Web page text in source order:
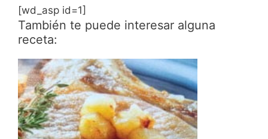
[wd_asp id=1]
También te puede interesar alguna
receta: